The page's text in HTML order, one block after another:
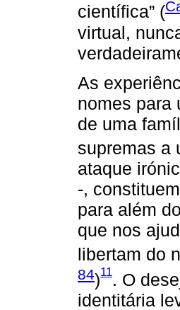
científica” (
virtual,
As
nomes para
de uma
supremas a
ataque
-,
para além
que nos
libertam do
84)11. O
identitária